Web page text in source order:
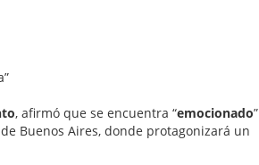
, afirmó que se encuentra “emocionado”
Buenos Aires, donde protagonizará un